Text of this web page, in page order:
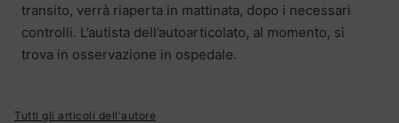
transito, verrà riaperta in mattinata, dopo i necessari
controlli. L’autista dell’autoarticolato, al momento, si
trova in osservazione in ospedale.
Tutti gli articoli dell'autore